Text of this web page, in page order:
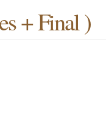
+ Final )